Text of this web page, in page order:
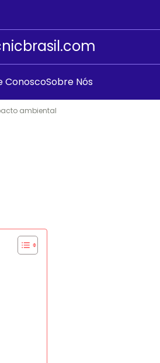
ConoscoSobre Nós
ambiental